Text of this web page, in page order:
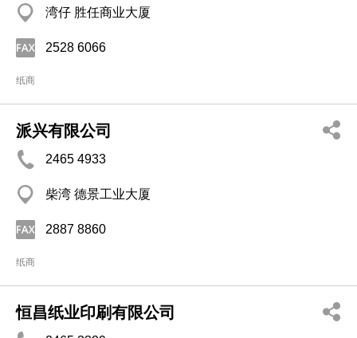
湾仔 胜任商业大厦
2528 6066
纸商
派兴有限公司
2465 4933
柴湾 德景工业大厦
2887 8860
纸商
恒昌纸业印刷有限公司